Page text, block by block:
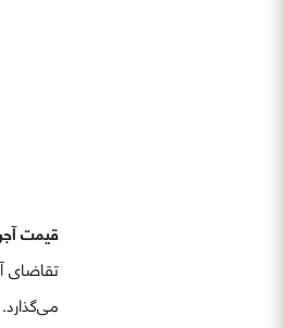
قیمت
تقاضای
می‌گذارد.